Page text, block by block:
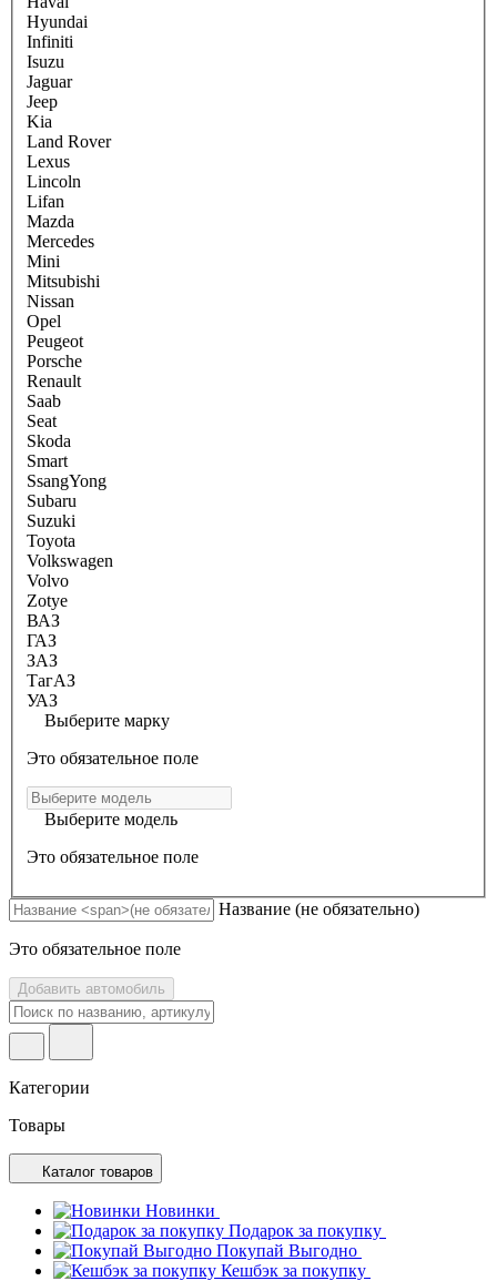
Hyundai
Infiniti
Isuzu
Jaguar
Jeep
Kia
Land Rover
Lexus
Lincoln
Lifan
Mazda
Mercedes
Mini
Mitsubishi
Nissan
Opel
Peugeot
Porsche
Renault
Saab
Seat
Skoda
Smart
SsangYong
Subaru
Suzuki
Toyota
Volkswagen
Volvo
Zotye
ВАЗ
ГАЗ
ЗАЗ
ТагАЗ
УАЗ
Выберите марку
Это обязательное поле
Выберите модель
Это обязательное поле
Название (не обязательно)
Это обязательное поле
Добавить автомобиль
Категории
Товары
Каталог товаров
Новинки
Подарок за покупку
Покупай Выгодно
Кешбэк за покупку